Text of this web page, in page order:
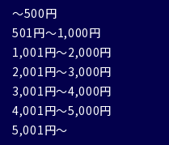
～500円
501円～1,000円
1,001円～2,000円
2,001円～3,000円
3,001円～4,000円
4,001円～5,000円
5,001円～